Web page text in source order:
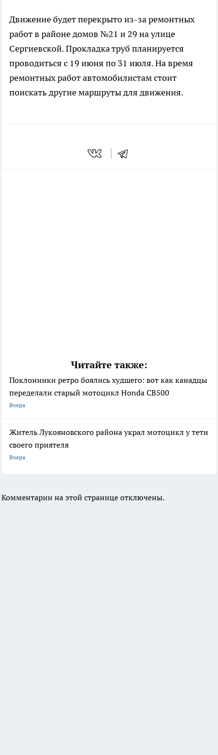
Движение будет перекрыто из-за ремонтных
работ в районе домов №21 и 29 на улице
Сергиевской. Прокладка труб планируется
проводиться с 19 июня по 31 июля. На время
ремонтных работ автомобилистам стоит
поискать другие маршруты для движения.
Читайте также:
Поклонники ретро боялись худшего: вот как канадцы
переделали старый мотоцикл Honda CB500
Вчера
Житель Лукояновского района украл мотоцикл у тети
своего приятеля
Вчера
Комментарии на этой странице отключены.